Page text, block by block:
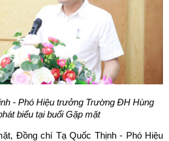
- Phó Hiệu trưởng Trường ĐH Hùng
biểu tại buổi Gặp mặt
Đồng chí Tạ Quốc Thịnh - Phó Hiệu